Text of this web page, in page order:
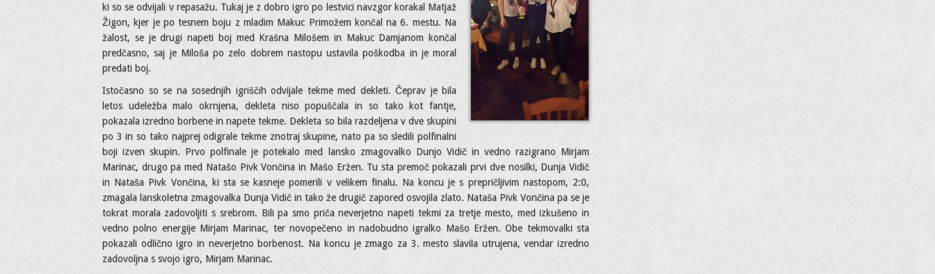
ki so se odvijali v repasažu. Tukaj je z dobro igro po lestvici navzgor korakal Matjaž
Žigon, kjer je po tesnem boju z mladim Makuc Primožem končal na 6. mestu. Na
žalost, se je drugi napeti boj med Krašna Milošem in Makuc Damjanom končal
predčasno, saj je Miloša po zelo dobrem nastopu ustavila poškodba in je moral
predati boj.
Istočasno so se na sosednjih igriščih odvijale tekme med dekleti. Čeprav je bila
letos udeležba malo okrnjena, dekleta niso popuščala in so tako kot fantje,
pokazala izredno borbene in napete tekme. Dekleta so bila razdeljena v dve skupini
po 3 in so tako najprej odigrale tekme znotraj skupine, nato pa so sledili polfinalni
boji izven skupin. Prvo polfinale je potekalo med lansko zmagovalko Dunjo Vidič in vedno razigrano Mirjam
Marinac, drugo pa med Natašo Pivk Vončina in Mašo Eržen. Tu sta premoč pokazali prvi dve nosilki, Dunja Vidič
in Nataša Pivk Vončina, ki sta se kasneje pomerili v velikem finalu. Na koncu je s prepričljivim nastopom, 2:0,
zmagala lanskoletna zmagovalka Dunja Vidič in tako že drugič zapored osvojila zlato. Nataša Pivk Vončina pa se je
tokrat morala zadovoljiti s srebrom. Bili pa smo priča neverjetno napeti tekmi za tretje mesto, med izkušeno in
vedno polno energije Mirjam Marinac, ter novopečeno in nadobudno igralko Mašo Eržen. Obe tekmovalki sta
pokazali odlično igro in neverjetno borbenost. Na koncu je zmago za 3. mesto slavila utrujena, vendar izredno
zadovoljna s svojo igro, Mirjam Marinac.